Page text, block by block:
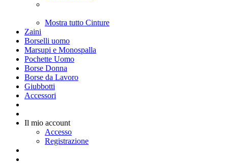
Mostra tutto Cinture
Zaini
Borselli uomo
Marsupi e Monospalla
Pochette Uomo
Borse Donna
Borse da Lavoro
Giubbotti
Accessori
Il mio account
Accesso
Registrazione